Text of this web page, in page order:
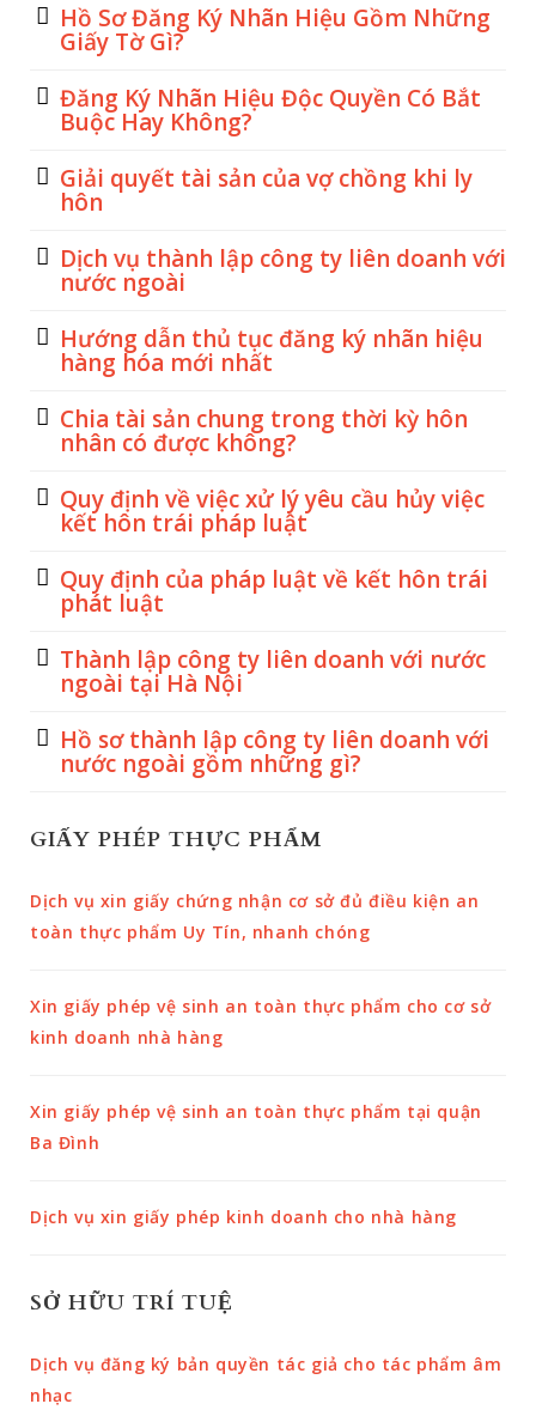
Hồ Sơ Đăng Ký Nhãn Hiệu Gồm Những
Giấy Tờ Gì?
Đăng Ký Nhãn Hiệu Độc Quyền Có Bắt
Buộc Hay Không?
Giải quyết tài sản của vợ chồng khi ly
hôn
Dịch vụ thành lập công ty liên doanh với
nước ngoài
Hướng dẫn thủ tục đăng ký nhãn hiệu
hàng hóa mới nhất
Chia tài sản chung trong thời kỳ hôn
nhân có được không?
Quy định về việc xử lý yêu cầu hủy việc
kết hôn trái pháp luật
Quy định của pháp luật về kết hôn trái
phát luật
Thành lập công ty liên doanh với nước
ngoài tại Hà Nội
Hồ sơ thành lập công ty liên doanh với
nước ngoài gồm những gì?
GIẤY PHÉP THỰC PHẨM
Dịch vụ xin giấy chứng nhận cơ sở đủ điều kiện an
toàn thực phẩm Uy Tín, nhanh chóng
Xin giấy phép vệ sinh an toàn thực phẩm cho cơ sở
kinh doanh nhà hàng
Xin giấy phép vệ sinh an toàn thực phẩm tại quận
Ba Đình
Dịch vụ xin giấy phép kinh doanh cho nhà hàng
SỞ HỮU TRÍ TUỆ
Dịch vụ đăng ký bản quyền tác giả cho tác phẩm âm
nhạc